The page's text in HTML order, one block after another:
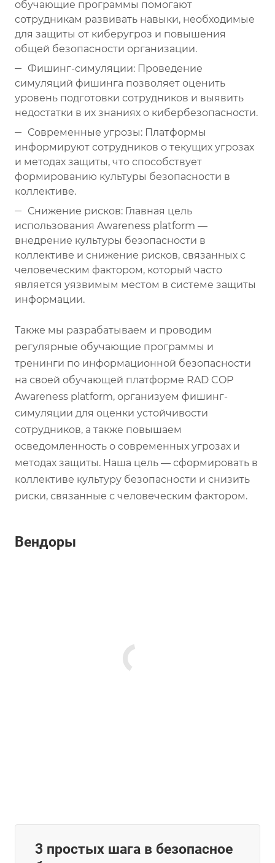
обучающие программы помогают
сотрудникам развивать навыки, необходимые
для защиты от киберугроз и повышения
общей безопасности организации.
Фишинг-симуляции: Проведение
симуляций фишинга позволяет оценить
уровень подготовки сотрудников и выявить
недостатки в их знаниях о кибербезопасности.
Современные угрозы: Платформы
информируют сотрудников о текущих угрозах
и методах защиты, что способствует
формированию культуры безопасности в
коллективе.
Снижение рисков: Главная цель
использования Awareness platform —
внедрение культуры безопасности в
коллективе и снижение рисков, связанных с
человеческим фактором, который часто
является уязвимым местом в системе защиты
информации.
Также мы разрабатываем и проводим
регулярные обучающие программы и
тренинги по информационной безопасности
на своей обучающей платформе RAD COP
Awareness platform, организуем фишинг-
симуляции для оценки устойчивости
сотрудников, а также повышаем
осведомленность о современных угрозах и
методах защиты. Наша цель — сформировать в
коллективе культуру безопасности и снизить
риски, связанные с человеческим фактором.
Вендоры
3 простых шага в безопасное